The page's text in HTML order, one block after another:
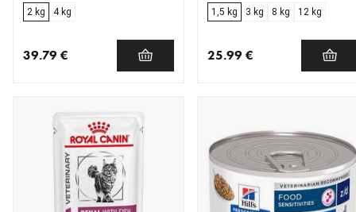
2 kg 4 kg
39.79 €
1,5 kg 3 kg 8 kg 12 kg
25.99 €